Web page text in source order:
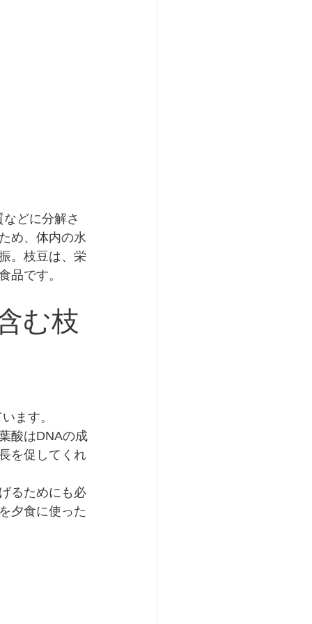
どに分解さ
め、体内の水
。枝豆は、栄
品です。
む枝
ます。
酸はDNAの成
を促してくれ
るためにも必
夕食に使った